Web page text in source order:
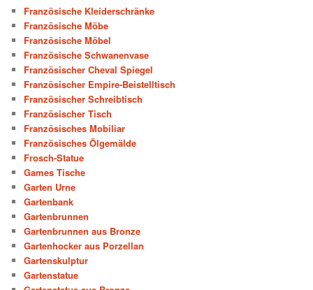
Französische Kleiderschränke
Französische Möbe
Französische Möbel
Französische Schwanenvase
Französischer Cheval Spiegel
Französischer Empire-Beistelltisch
Französischer Schreibtisch
Französischer Tisch
Französisches Mobiliar
Französisches Ölgemälde
Frosch-Statue
Games Tische
Garten Urne
Gartenbank
Gartenbrunnen
Gartenbrunnen aus Bronze
Gartenhocker aus Porzellan
Gartenskulptur
Gartenstatue